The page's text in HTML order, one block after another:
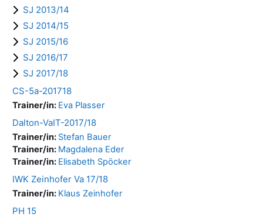
SJ 2013/14
SJ 2014/15
SJ 2015/16
SJ 2016/17
SJ 2017/18
CS-5a-201718
Trainer/in: Eva Plasser
Dalton-VaIT-2017/18
Trainer/in: Stefan Bauer
Trainer/in: Magdalena Eder
Trainer/in: Elisabeth Spöcker
IWK Zeinhofer Va 17/18
Trainer/in: Klaus Zeinhofer
PH 15